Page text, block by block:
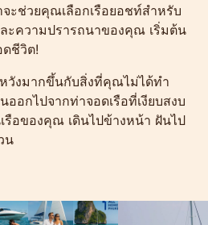
ะช่วยคุณเลือกเรือยอชท์สำหรับ
ะความปรารถนาของคุณ เริ่มต้น
ดชีวิต!
วังมากขึ้นกับสิ่งที่คุณไม่ได้ทำ
อกไปจากท่าจอดเรือที่เงียบสงบ
รือของคุณ เดินไปข้างหน้า ฝันไป
น